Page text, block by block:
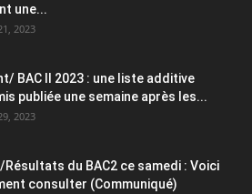
une...
2023
BAC II 2023 : une liste additive
publiée une semaine après les...
2023
Résultats du BAC2 ce samedi : Voici
consulter (Communiqué)